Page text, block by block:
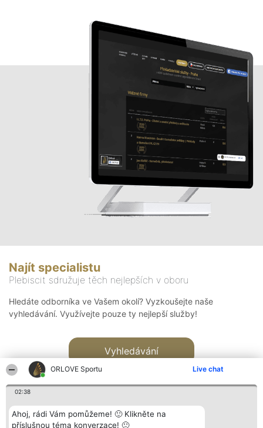
ORLOVE Sportu Live chat
02:38
Ahoj, rádi Vám pomůžeme! 🙂 Klikněte na
příslušnou téma konverzace! 🙂
Najít specialistu
Plebiscit sdružuje těch nejlepších v oboru
Hledáte odborníka ve Vašem okolí? Vyzkoušejte naše
vyhledávání. Využívejte pouze ty nejlepší služby!
Vyhledávání